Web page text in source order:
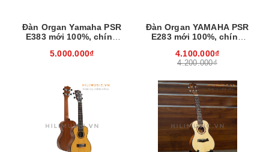
Đàn Organ Yamaha PSR
E383 mới 100%, chính
5.000.000₫
Đàn Organ YAMAHA PSR
E283 mới 100%, chính
4.100.000₫
4.200.000₫